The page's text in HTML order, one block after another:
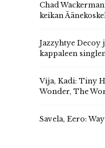
Chad
keikan
Jazzyhtye Decoy
kappaleen
Vija, Kadi: Tiny
Wonder, The
Savela, Eero: